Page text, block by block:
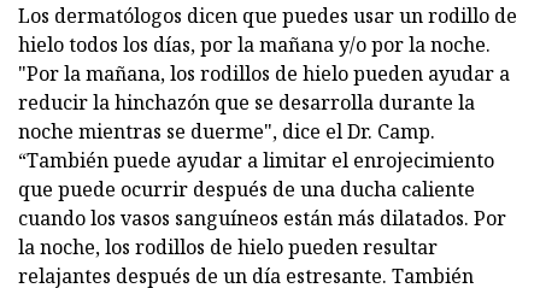
Los dermatólogos dicen que puedes usar un rodillo de
hielo todos los días, por la mañana y/o por la noche.
"Por la mañana, los rodillos de hielo pueden ayudar a
reducir la hinchazón que se desarrolla durante la
noche mientras se duerme", dice el Dr. Camp.
“También puede ayudar a limitar el enrojecimiento
que puede ocurrir después de una ducha caliente
cuando los vasos sanguíneos están más dilatados. Por
la noche, los rodillos de hielo pueden resultar
relajantes después de un día estresante. También